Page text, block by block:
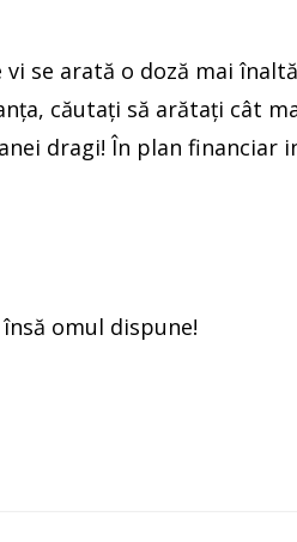
vi se arată o doză mai
căutaţi să arătaţi cât
dragi! În plan financiar
omul dispune!